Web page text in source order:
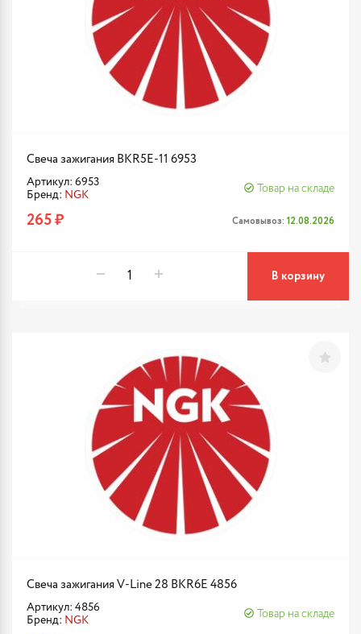
Свеча зажигания BKR5E-11 6953
Артикул: 6953
Бренд: NGK
Товар на складе
265 ₽ Самовывоз: 12.08.2026
В корзину
Свеча зажигания V-Line 28 BKR6E 4856
Артикул: 4856
Бренд: NGK
Товар на складе